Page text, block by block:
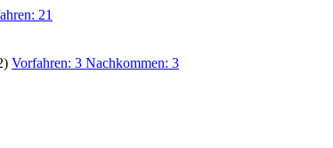
21
Vorfahren: 3 Nachkommen: 3